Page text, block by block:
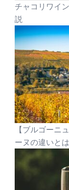
チャコリワイ
説
【ブルゴーニ
ーヌの違いと